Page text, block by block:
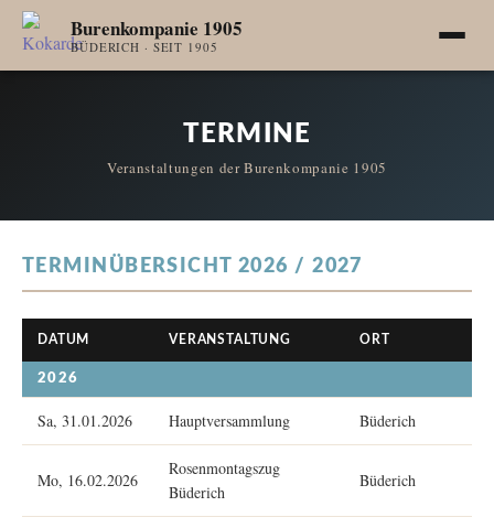
Burenkompanie 1905
BÜDERICH · SEIT 1905
TERMINE
Veranstaltungen der Burenkompanie 1905
TERMINÜBERSICHT 2026 / 2027
DATUM VERANSTALTUNG ORT
2026
Sa, 31.01.2026 Hauptversammlung Büderich
Mo, 16.02.2026
Rosenmontagszug
Büderich
Büderich